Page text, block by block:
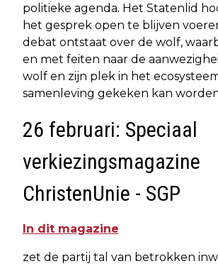
politieke agenda. Het Statenlid
het gesprek open te blijven
debat ontstaat over de wolf,
en met feiten naar de
wolf en zijn plek in het
samenleving gekeken kan
26 februari: Speciaal
verkiezingsmagazine
ChristenUnie - SGP
In dit magazine
zet de partij tal van betrokken